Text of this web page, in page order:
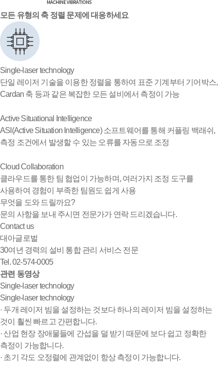
모든 유형의 축 정렬 문제에 대응하세요
Single-laser technology
단일 레이저 기술을 이용한 정렬을 통하여 표준 기계부터 기어박스,
Cardan 축 등과 같은 복잡한 모든 설비에서 측정이 가능
Active Situational Intelligence
ASI(Active Situation Intelligence) 소프트웨어를 통해 커플링 백래쉬,
측정 조건에서 발생할 수 있는 오류를 자동으로 조정
Cloud Collaboration
클라우드를 통한 팀 협업이 가능하며, 여러가지 조정 도구를
사용하여 경험이 부족한 팀원도 쉽게 사용
무엇을 도와 드릴까요?
문의 사항을 보내 주시면 전문가가 연락 드리겠습니다.
Contact us
대아글로벌
30여년 경력의 설비 통합 관리 서비스 전문
Tel. 02-574-0005
관련 동영상
Single-laser technology
Single-laser technology
· 두개 레이저 빔을 설정하는 것보다 하나의 레이저 빔을 설정하는
것이 훨씬 빠르고 간편합니다.
· 산업 현장 장애물들에 간섭을 덜 받기 때문에 보다 쉽고 정확한
측정이 가능합니다.
· 초기 각도 오정렬에 관계없이 항상 측정이 가능합니다.